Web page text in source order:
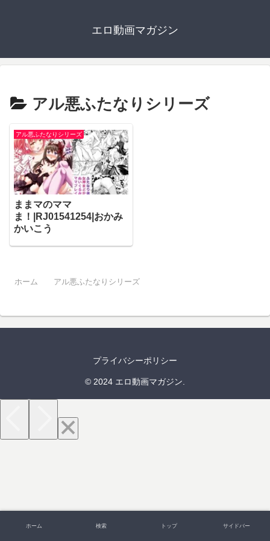
エロ動画マガジン
アル悪ふたなりシリーズ
アル悪ふたなりシリーズ
ままマのママ
ま！|RJ01541254|おかみ
かいこう
ホーム アル悪ふたなりシリーズ
プライバシーポリシー
© 2024 エロ動画マガジン.
ホーム 検索 トップ サイドバー